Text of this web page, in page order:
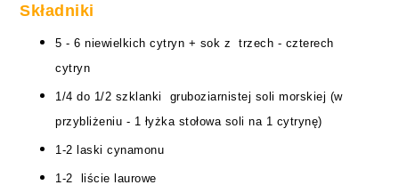
Składniki
5 - 6 niewielkichcytryn + sok z trzech - czterech
cytryn
1/4 do 1/2 szklanki gruboziarnistej soli morskiej (w
przybliżeniu - 1 łyżka stołowa soli na 1 cytrynę)
1-2 laski cynamonu
1-2 liście laurowe